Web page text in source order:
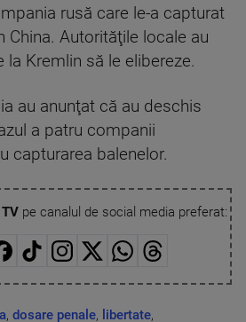
rusă care le-a capturat
China. Autorităţile locale au
Kremlin să le elibereze.
au anunţat că au deschis
a patru companii
capturarea balenelor.
pe canalul de social media preferat:
, dosare penale, libertate,